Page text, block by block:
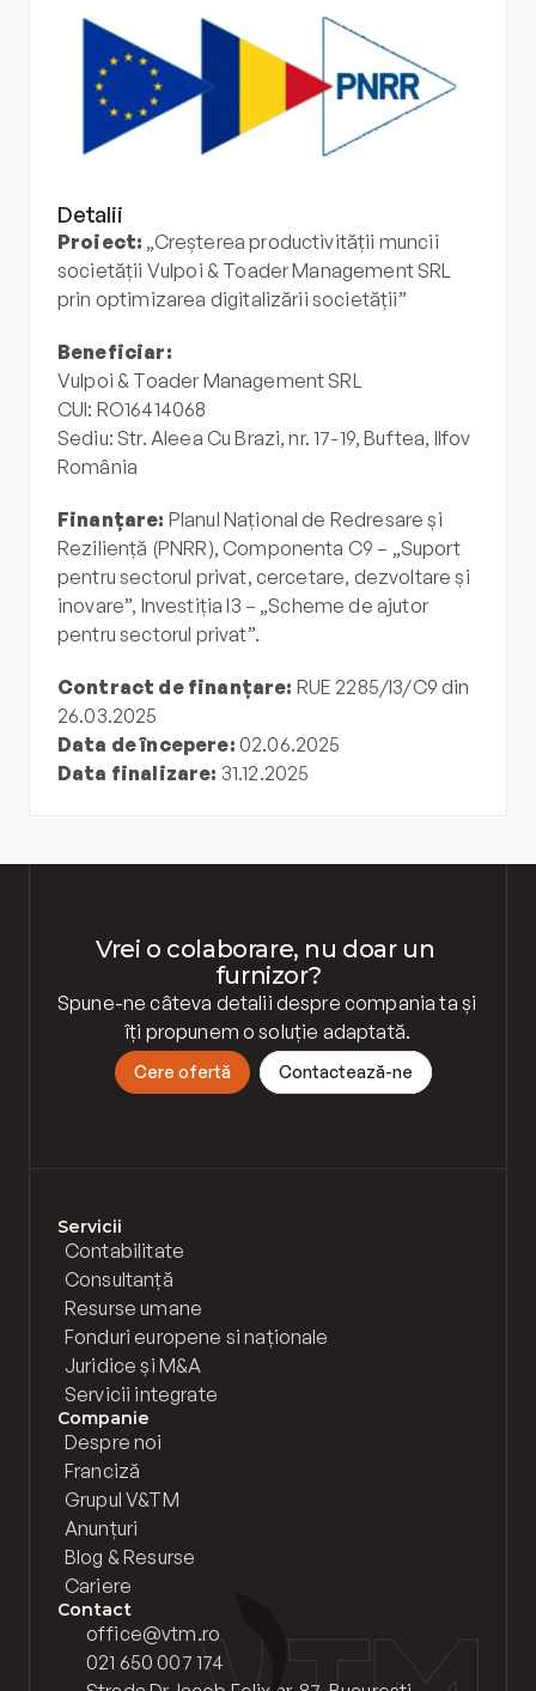
Detalii
Proiect: „Creșterea productivității muncii
societății Vulpoi & Toader Management SRL
prin optimizarea digitalizării societății”
Beneficiar:
Vulpoi & Toader Management SRL
CUI: RO16414068
Sediu: Str. Aleea Cu Brazi, nr. 17-19, Buftea, Ilfov
România
Finanțare: Planul Național de Redresare și
Reziliență (PNRR), Componenta C9 – „Suport
pentru sectorul privat, cercetare, dezvoltare și
inovare”, Investiția I3 – „Scheme de ajutor
pentru sectorul privat”.
Contract de finanțare: RUE 2285/I3/C9 din
26.03.2025
Data de începere: 02.06.2025
Data finalizare: 31.12.2025
Vrei o colaborare, nu doar un
furnizor?
Spune-ne câteva detalii despre compania ta și
îți propunem o soluție adaptată.
Cere ofertă Contactează-ne
Servicii
Contabilitate
Consultanță
Resurse umane
Fonduri europene si naționale
Juridice și M&A
Servicii integrate
Companie
Despre noi
Franciză
Grupul V&TM
Anunțuri
Blog & Resurse
Cariere
Contact
office@vtm.ro
021 650 007 174